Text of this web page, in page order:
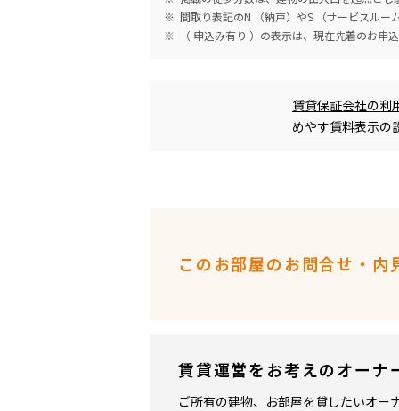
間取り表記のN （納戸）やS （サービスル
（ 申込み有り ）の表示は、現在先着のお
めやす賃料表示賃貸保証会社の利
めやす賃料表示の
このお部屋のお問合せ・内
賃貸運営をお考えのオーナ
ご所有の建物、お部屋を貸したいオー